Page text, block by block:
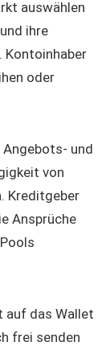
auswählen
ihre
Kontoinhaber
oder
und
von
Kreditgeber
Ansprüche
auf das Wallet
frei senden